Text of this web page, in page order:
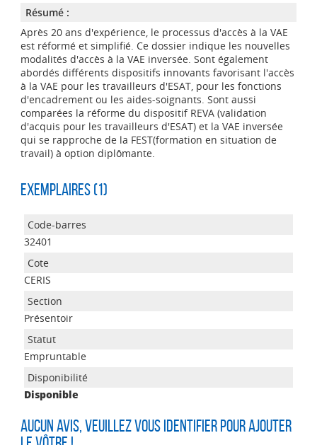
Résumé :
Après 20 ans d'expérience, le processus d'accès à la VAE
est réformé et simplifié. Ce dossier indique les nouvelles
modalités d'accès à la VAE inversée. Sont également
abordés différents dispositifs innovants favorisant l'accès
à la VAE pour les travailleurs d'ESAT, pour les fonctions
d'encadrement ou les aides-soignants. Sont aussi
comparées la réforme du dispositif REVA (validation
d'acquis pour les travailleurs d'ESAT) et la VAE inversée
qui se rapproche de la FEST(formation en situation de
travail) à option diplômante.
Exemplaires (1)
32401
CERIS
Présentoir
Empruntable
Disponible
Aucun avis, veuillez vous identifier pour ajouter